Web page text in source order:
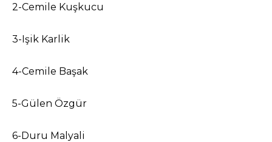
2-Cemile Kuşkucu
3-Işik Karlik
4-Cemile Başak
5-Gülen Özgür
6-Duru Malyali